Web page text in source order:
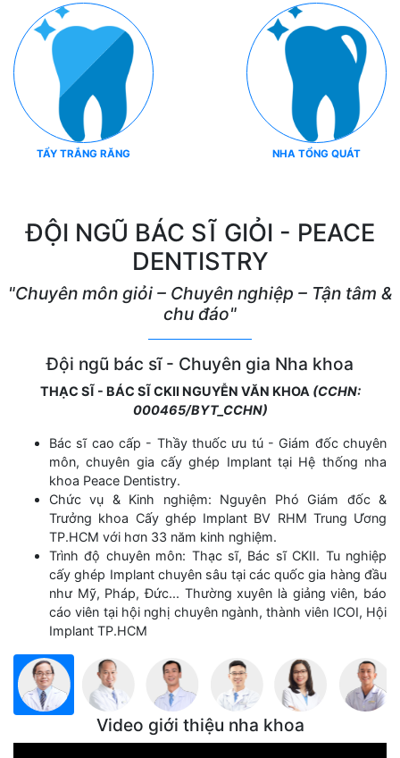
TẨY TRẮNG RĂNG NHA TỔNG QUÁT
ĐỘI NGŨ BÁC SĨ GIỎI - PEACE
DENTISTRY
"Chuyên môn giỏi – Chuyên nghiệp – Tận tâm &
chu đáo"
Đội ngũ bác sĩ - Chuyên gia Nha khoa
THẠC SĨ - BÁC SĨ CKII NGUYỄN VĂN KHOA (CCHN:
000465/BYT_CCHN)
Bác sĩ cao cấp - Thầy thuốc ưu tú - Giám đốc chuyên
môn, chuyên gia cấy ghép Implant tại Hệ thống nha
khoa Peace Dentistry.
Chức vụ & Kinh nghiệm: Nguyên Phó Giám đốc &
Trưởng khoa Cấy ghép Implant BV RHM Trung Ương
TP.HCM với hơn 33 năm kinh nghiệm.
Trình độ chuyên môn: Thạc sĩ, Bác sĩ CKII. Tu nghiệp
cấy ghép Implant chuyên sâu tại các quốc gia hàng đầu
như Mỹ, Pháp, Đức... Thường xuyên là giảng viên, báo
cáo viên tại hội nghị chuyên ngành, thành viên ICOI, Hội
Implant TP.HCM
Video giới thiệu nha khoa